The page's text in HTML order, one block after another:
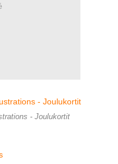
- Joulukortit